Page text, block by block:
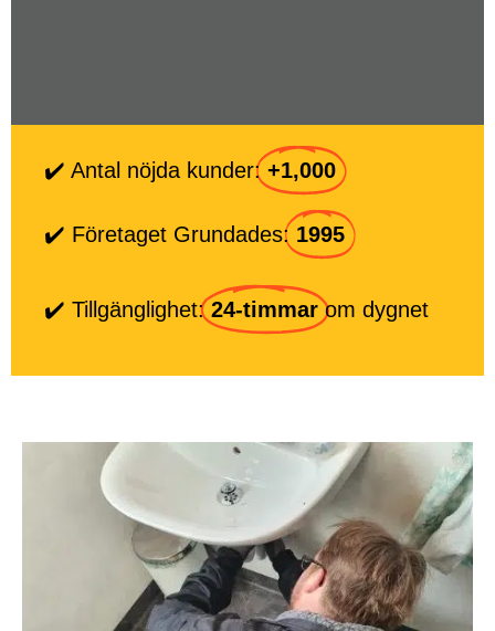
✔️ Antal nöjda kunder: +1,000
✔️ Företaget Grundades: 1995
✔️ Tillgänglighet: 24-timmar om dygnet